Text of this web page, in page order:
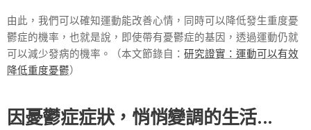
由此，我們可以確知運動能改善心情，同時可以降低發生重度憂
鬱症的機率，也就是說，即使帶有憂鬱症的基因，透過運動仍就
可以減少發病的機率。（本文節錄自： 研究證實：運動可以有效
降低重度憂鬱）
因憂鬱症症狀，悄悄變調的生活...